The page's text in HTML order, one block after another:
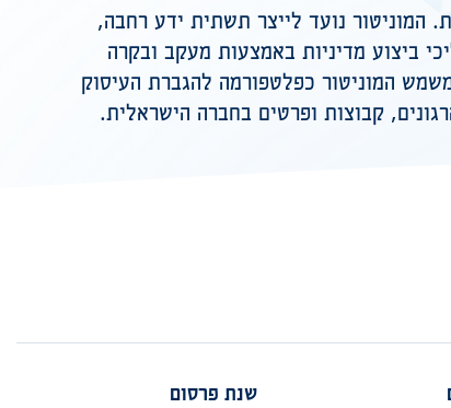
המוניטור נועד לייצר תשתית ידע רחבה,
ביצוע מדיניות באמצעות מעקב ובקרה
המוניטור כפלטפורמה להגברת העיסוק
קבוצות ופרטים בחברה הישראלית.
שנת פרסום